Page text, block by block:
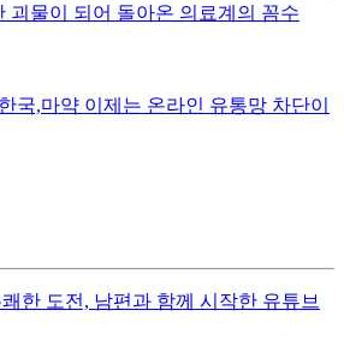
괴물이 되어 돌아온 의료계의 꼼수
국,마약 이제는 온라인 유통망 차단이
한 도전, 남편과 함께 시작한 유튜브